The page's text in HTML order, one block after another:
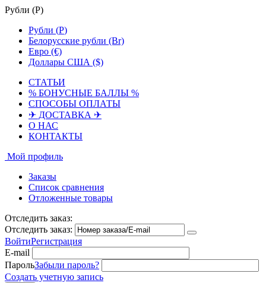
Рубли (Р)
Рубли (Р)
Белорусские рубли (Br)
Евро (€)
Доллары США ($)
СТАТЬИ
% БОНУСНЫЕ БАЛЛЫ %
СПОСОБЫ ОПЛАТЫ
✈ ДОСТАВКА ✈
О НАС
КОНТАКТЫ
Мой профиль
Заказы
Список сравнения
Отложенные товары
Отследить заказ:
Отследить заказ:
ВойтиРегистрация
E-mail
ПарольЗабыли пароль?
Создать учетную запись